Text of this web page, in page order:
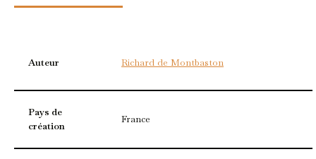
Auteur Richard de Montbaston
Pays de
création
France